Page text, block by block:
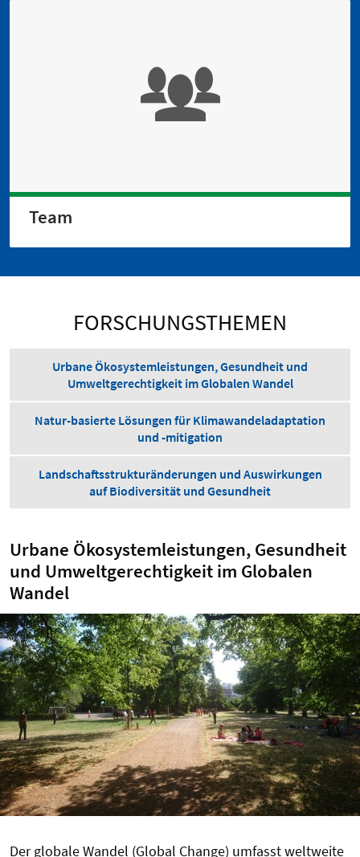
Team
FORSCHUNGSTHEMEN
Urbane Ökosystemleistungen, Gesundheit und
Umweltgerechtigkeit im Globalen Wandel
Natur-basierte Lösungen für Klima­wandel­adaptation
und -mitigation
Landschaftsstrukturänderungen und Auswirkungen
auf Biodiversität und Gesundheit
Urbane Ökosystemleistungen, Gesundheit
und Umweltgerechtigkeit im Globalen
Wandel
Der globale Wandel (Global Change) umfasst weltweite